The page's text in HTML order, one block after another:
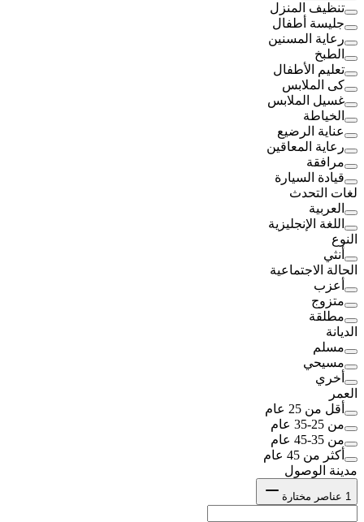
تنظيف المنزل
جليسة أطفال
رعاية المسنين
الطبخ
تعليم الأطفال
كى الملابس
غسيل الملابس
الخياطة
عناية الرضيع
رعاية المعاقين
مرافقة
قيادة السيارة
لغات التحدث
العربية
اللغة الإنجليزية
النوع
أنثي
الحالة الاجتماعية
أعزب
متزوج
مطلقة
الديانة
مسلم
مسيحي
أخري
العمر
أقل من 25 عام
من 25-35 عام
من 35-45 عام
أكثر من 45 عام
مدينة الوصول
1 عناصر مختارة